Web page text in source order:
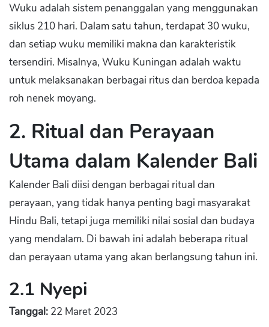
Wuku adalah sistem penanggalan yang menggunakan
siklus 210 hari. Dalam satu tahun, terdapat 30 wuku,
dan setiap wuku memiliki makna dan karakteristik
tersendiri. Misalnya, Wuku Kuningan adalah waktu
untuk melaksanakan berbagai ritus dan berdoa kepada
roh nenek moyang.
2. Ritual dan Perayaan
Utama dalam Kalender Bali
Kalender Bali diisi dengan berbagai ritual dan
perayaan, yang tidak hanya penting bagi masyarakat
Hindu Bali, tetapi juga memiliki nilai sosial dan budaya
yang mendalam. Di bawah ini adalah beberapa ritual
dan perayaan utama yang akan berlangsung tahun ini.
2.1 Nyepi
Tanggal: 22 Maret 2023